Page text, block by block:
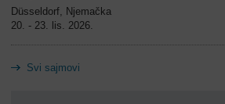
Düsseldorf, Njemačka
20. - 23. lis. 2026.
Svi sajmovi